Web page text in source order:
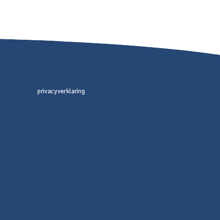
privacyverklaring